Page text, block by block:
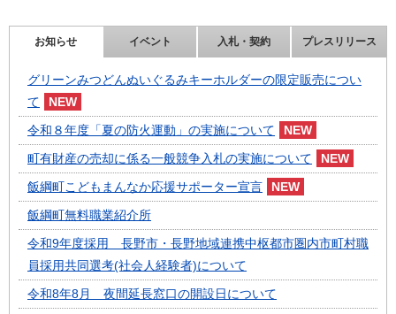
お知らせ イベント 入札・契約 プレスリリース
グリーンみつどんぬいぐるみキーホルダーの限定販売につい
て
令和８年度「夏の防火運動」の実施について
町有財産の売却に係る一般競争入札の実施について
飯綱町こどもまんなか応援サポーター宣言
飯綱町無料職業紹介所
令和9年度採用 長野市・長野地域連携中枢都市圏内市町村職
員採用共同選考(社会人経験者)について
令和8年8月 夜間延長窓口の開設日について